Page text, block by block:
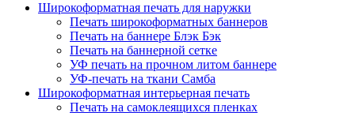
Широкоформатная печать для наружки
Печать широкоформатных баннеров
Печать на баннере Блэк Бэк
Печать на баннерной сетке
УФ печать на прочном литом баннере
УФ-печать на ткани Самба
Широкоформатная интерьерная печать
Печать на самоклеящихся пленках